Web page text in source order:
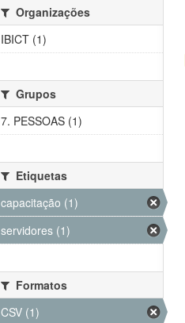
Organizações
IBICT (1)
Grupos
7. PESSOAS (1)
Etiquetas
capacitação (1)
servidores (1)
Formatos
CSV (1)